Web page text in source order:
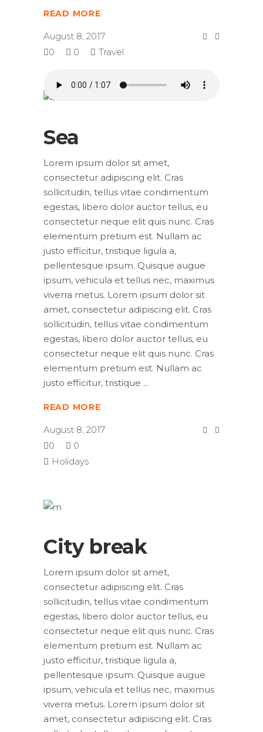
READ MORE
August 8, 2017
0
0 Travel
Sea
Lorem ipsum dolor sit amet,
consectetur adipiscing elit. Cras
sollicitudin, tellus vitae condimentum
egestas, libero dolor auctor tellus, eu
consectetur neque elit quis nunc. Cras
elementum pretium est. Nullam ac
justo efficitur, tristique ligula a,
pellentesque ipsum. Quisque augue
ipsum, vehicula et tellus nec, maximus
viverra metus. Lorem ipsum dolor sit
amet, consectetur adipiscing elit. Cras
sollicitudin, tellus vitae condimentum
egestas, libero dolor auctor tellus, eu
consectetur neque elit quis nunc. Cras
elementum pretium est. Nullam ac
justo efficitur, tristique
READ MORE
August 8, 2017
0
0
Holidays
City break
Lorem ipsum dolor sit amet,
consectetur adipiscing elit. Cras
sollicitudin, tellus vitae condimentum
egestas, libero dolor auctor tellus, eu
consectetur neque elit quis nunc. Cras
elementum pretium est. Nullam ac
justo efficitur, tristique ligula a,
pellentesque ipsum. Quisque augue
ipsum, vehicula et tellus nec, maximus
viverra metus. Lorem ipsum dolor sit
amet, consectetur adipiscing elit. Cras